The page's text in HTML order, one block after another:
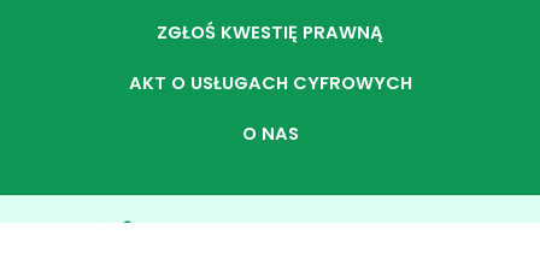
ZGŁOŚ KWESTIĘ PRAWNĄ
AKT O USŁUGACH CYFROWYCH
O NAS